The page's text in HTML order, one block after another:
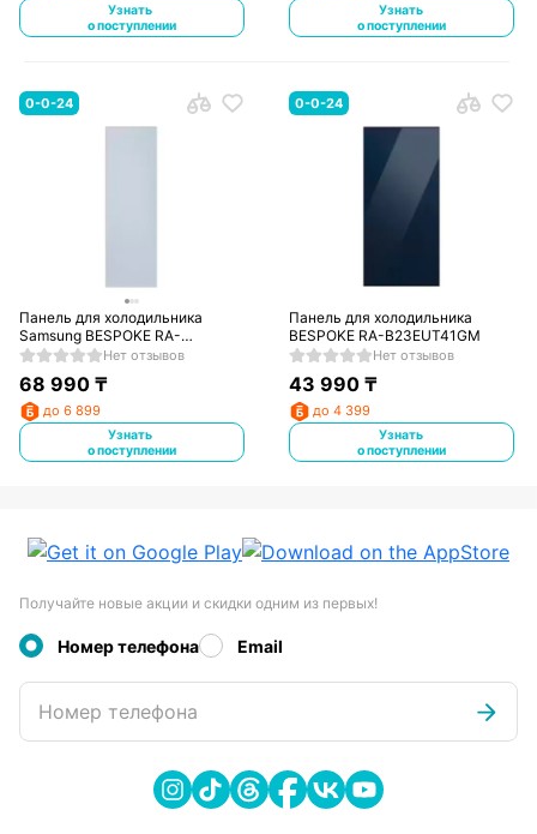
Узнать
о поступлении
Узнать
о поступлении
0-0-24
Панель для холодильника
Samsung BESPOKE RA-
R23DAA48GGНет отзывов
68 990₸
до 6 899
Узнать
о поступлении
0-0-24
Панель для холодильника
BESPOKE RA-B23EUT41GM
Нет отзывов
43 990 ₸
до 4 399
Узнать
о поступлении
Получайте новые акции и скидки одним из первых!
Номер телефона Email
Номер телефона